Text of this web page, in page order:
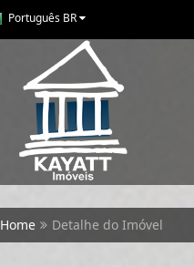
Português BR
Home Detalhe do Imóvel